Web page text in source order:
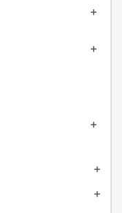
add
add
add
add
add